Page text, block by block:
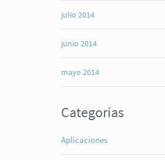
julio 2014
junio 2014
mayo 2014
Categorías
Aplicaciones